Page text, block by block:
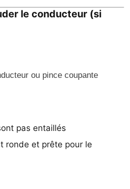
le conducteur (si
ou pince coupante
pas entaillés
ronde et prête pour le